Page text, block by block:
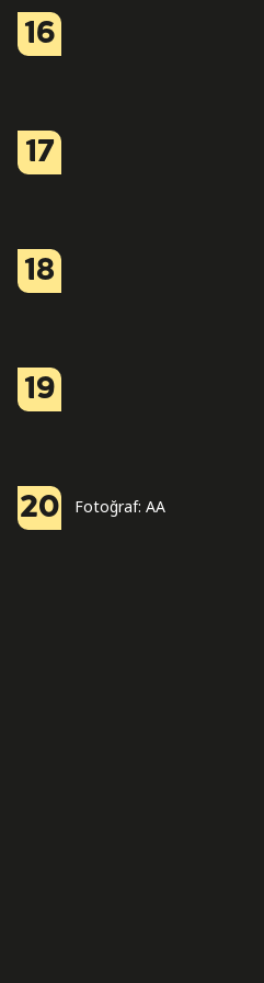
16
17
18
19
20 Fotoğraf: AA